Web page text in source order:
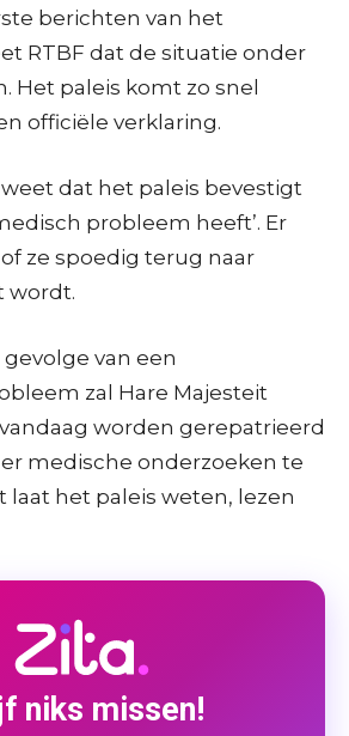
berichten van het
RTBF dat de situatie onder
Het paleis komt zo snel
officiële verklaring.
weet dat het paleis bevestigt
probleem heeft’. Er
ze spoedig terug naar
wordt.
gevolge van een
zal Hare Majesteit
worden gerepatrieerd
medische onderzoeken te
laat het paleis weten, lezen
niks missen!